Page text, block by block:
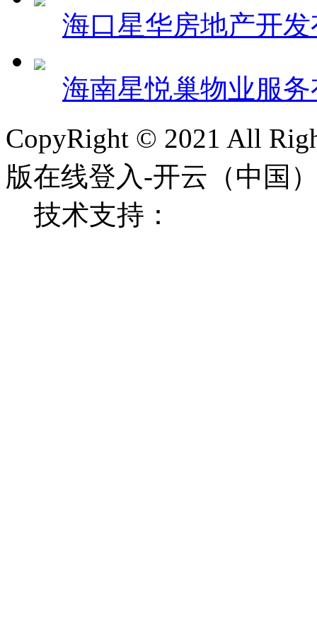
海口星华房地产开
海南星悦巢物业服
CopyRight © 2021 All
版在线登入-开云（中
技术支持：